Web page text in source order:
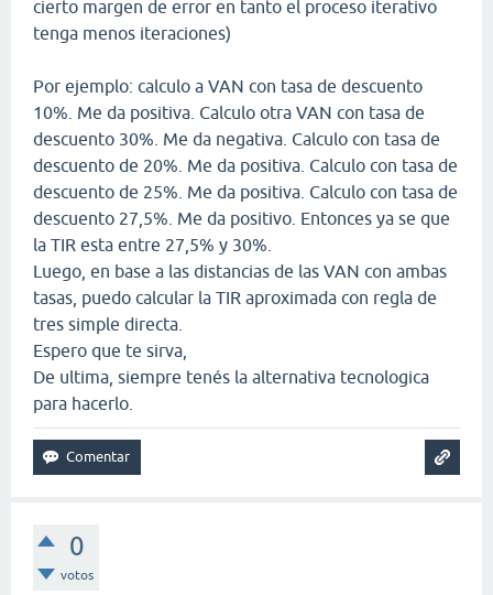
cierto margen de error en tanto el proceso iterativo
tenga menos iteraciones)
Por ejemplo: calculo a VAN con tasa de descuento
10%. Me da positiva. Calculo otra VAN con tasa de
descuento 30%. Me da negativa. Calculo con tasa de
descuento de 20%. Me da positiva. Calculo con tasa de
descuento de 25%. Me da positiva. Calculo con tasa de
descuento 27,5%. Me da positivo. Entonces ya se que
la TIR esta entre 27,5% y 30%.
Luego, en base a las distancias de las VAN con ambas
tasas, puedo calcular la TIR aproximada con regla de
tres simple directa.
Espero que te sirva,
De ultima, siempre tenés la alternativa tecnologica
para hacerlo.
0
votos